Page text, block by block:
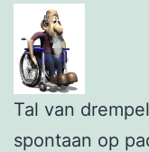
Tal van
spontaan op